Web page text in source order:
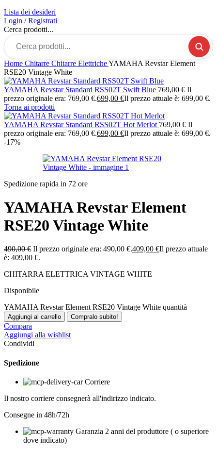
Lista dei desideri
Login / Registrati
Cerca prodotti...
Home Chitarre Chitarre ElettricheYAMAHA Revstar Element
RSE20 Vintage White
YAMAHA Revstar Standard RSS02T Swift Blue 769,00€ Il
prezzo originale era: 769,00 €.699,00 €Il prezzo attuale è: 699,00 €.
Torna ai prodotti
YAMAHA Revstar Standard RSS02T Hot Merlot 769,00€ Il
prezzo originale era: 769,00 €.699,00 €Il prezzo attuale è: 699,00 €.
-17%
Spedizione rapida in 72 ore
YAMAHA Revstar Element
RSE20 Vintage White
490,00€ Il prezzo originale era: 490,00 €.409,00 €Il prezzo attuale
è: 409,00 €.
CHITARRA ELETTRICA VINTAGE WHITE
Disponibile
YAMAHA Revstar Element RSE20 Vintage White quantità
Aggiungi al carrello Compralo subito!
Compara
Aggiungi alla wishlist
Condividi
Spedizione
Corriere
Il nostro corriere consegnerà all'indirizzo indicato.
Consegne in 48h/72h
Garanzia 2 anni del produttore ( o superiore
dove indicato)